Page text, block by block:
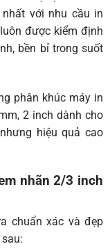
với nhu cầu in
được kiểm định
bền bỉ trong suốt
phân khúc máy in
2 inch dành cho
hiệu quả cao
nhãn 2/3 inch
chuẩn xác và đẹp